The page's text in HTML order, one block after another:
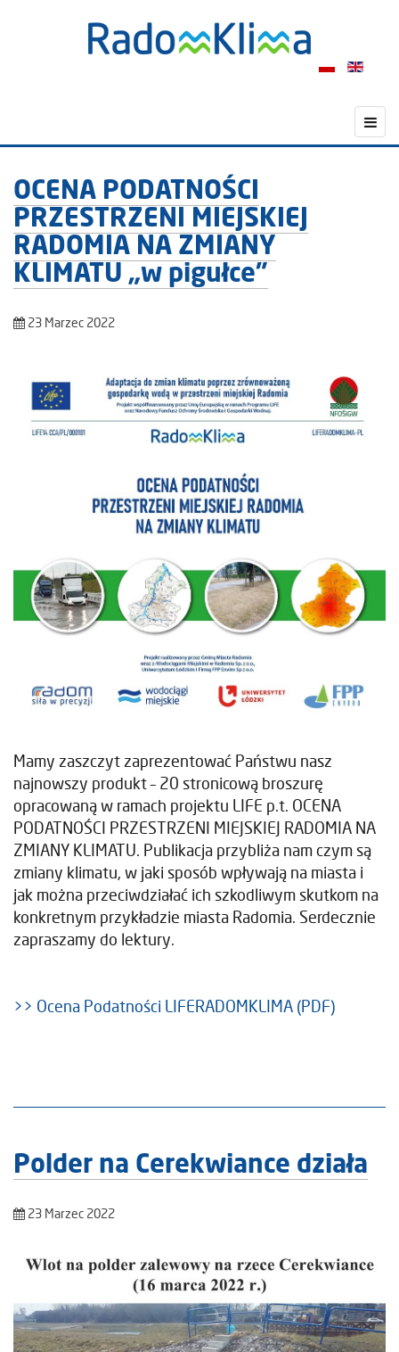
OCENA PODATNOŚCI
PRZESTRZENI MIEJSKIEJ
RADOMIA NA ZMIANY
KLIMATU „w pigułce”
23 Marzec 2022
Mamy zaszczyt zaprezentować Państwu nasz
najnowszy produkt – 20 stronicową broszurę
opracowaną w ramach projektu LIFE p.t. OCENA
PODATNOŚCI PRZESTRZENI MIEJSKIEJ RADOMIA NA
ZMIANY KLIMATU. Publikacja przybliża nam czym są
zmiany klimatu, w jaki sposób wpływają na miasta i
jak można przeciwdziałać ich szkodliwym skutkom na
konkretnym przykładzie miasta Radomia. Serdecznie
zapraszamy do lektury.
>> Ocena Podatności LIFERADOMKLIMA (PDF)
Polder na Cerekwiance działa
23 Marzec 2022